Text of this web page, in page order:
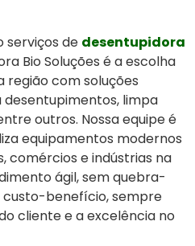
serviços de desentupidora
Bio Soluções é a escolha
região com soluções
limpa
outros. Nossa equipe é
equipamentos modernos
comércios e indústrias na
ágil, sem quebra-
benefício, sempre
cliente e a excelência no